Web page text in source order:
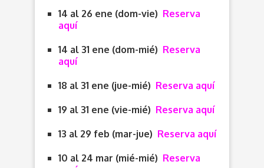
14 al 26 ene (dom-vie) Reserva
aquí
14 al 31 ene (dom-mié) Reserva
aquí
18 al 31 ene (jue-mié) Reserva aquí
19 al 31 ene (vie-mié) Reserva aquí
13 al 29 feb (mar-jue) Reserva aquí
10 al 24 mar (mié-mié) Reserva